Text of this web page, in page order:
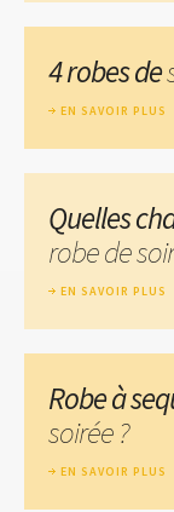
4 robes de
EN SAVOIR PLUS
Quelles
robe de
EN SAVOIR PLUS
Robe à
soirée ?
EN SAVOIR PLUS